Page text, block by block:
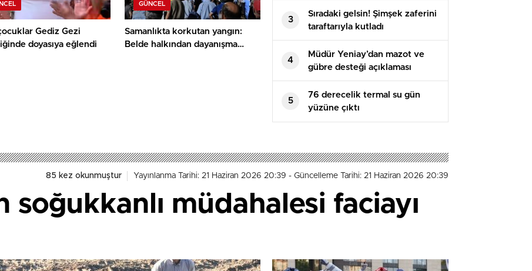
Gediz Gezi
doyasıya eğlendi
GÜNCEL
Samanlıkta korkutan yangın:
Belde halkından dayanışma
3
Sıradaki gelsin! Şimşek zaferini
taraftarıyla kutladı
4
Müdür Yeniay’dan mazot ve
gübre desteği açıklaması
5
76 derecelik termal su gün
yüzüne çıktı
85 kez okunmuştur Yayınlanma Tarihi: 21 Haziran 2026 20:39 - Güncelleme Tarihi: 21 Haziran 2026 20:39
soğukkanlı müdahalesi faciayı